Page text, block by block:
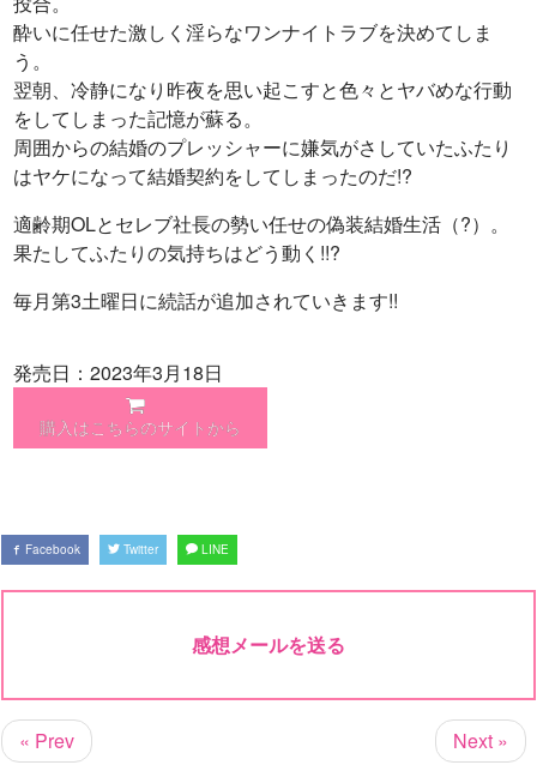
酔いに任せた激しく淫らなワンナイトラブを決めてしま
う。
翌朝、冷静になり昨夜を思い起こすと色々とヤバめな行動
をしてしまった記憶が蘇る。
周囲からの結婚のプレッシャーに嫌気がさしていたふたり
はヤケになって結婚契約をしてしまったのだ!?
適齢期OLとセレブ社長の勢い任せの偽装結婚生活（?）。
果たしてふたりの気持ちはどう動く!!?
毎月第3土曜日に続話が追加されていきます!!
発売日：2023年3月18日
購入はこちらのサイトから
Facebook Twitter LINE
感想メールを送る
« Prev Next »